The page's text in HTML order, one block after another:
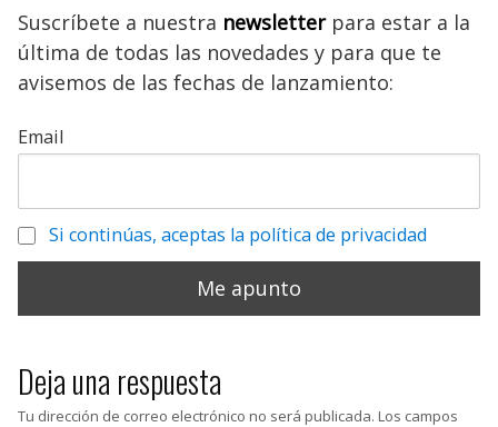
Suscríbete a nuestra newsletterpara estar a la
última de todas las novedades y para que te
avisemos de las fechas de lanzamiento:
Email
Si continúas, aceptas la política de privacidad
Deja una respuesta
Tu dirección de correo electrónico no será publicada. Los campos